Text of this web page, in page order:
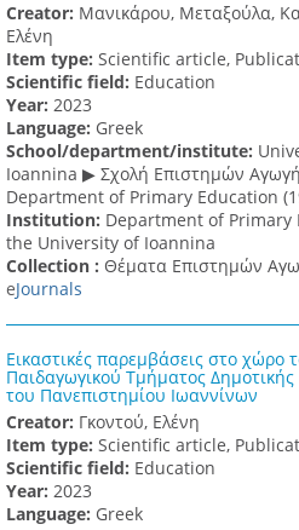
Creator: Μανικάρου, Μεταξούλα,
Ελένη
Item type: Scientific article,
Scientific field: Education
Υear: 2023
Language: Greek
School/department/institute:
Ioannina ▶ Σχολή Επιστημών
Department of Primary Education
Institution: Department of Primary
the University of Ioannina
Collection : Θέματα Επιστημών
eJournals
Εικαστικές παρεμβάσεις στο χώρο
Παιδαγωγικού Τμήματος
του Πανεπιστημίου Ιωαννίνων
Creator: Γκοντού, Ελένη
Item type: Scientific article,
Scientific field: Education
Υear: 2023
Language: Greek